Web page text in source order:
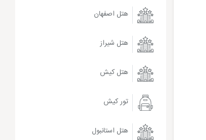
هتل اصفهان
هتل شیراز
هتل کیش
تور کیش
هتل استانبول